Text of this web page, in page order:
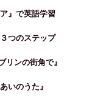
』で英語学習
つのステップ
リンの街角で』
いのうた』